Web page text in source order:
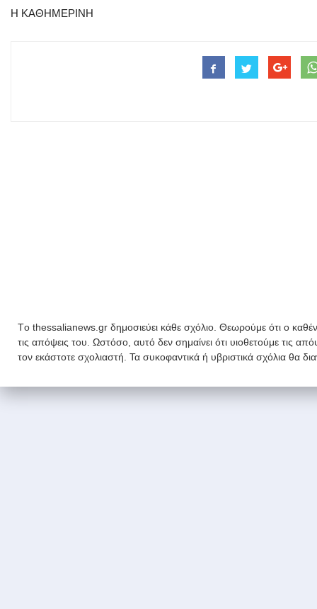
H KAΘΗΜΕΡΙΝΗ
Tο thessalianews.gr δημοσιεύει κάθε σχόλιο. Θεωρούμε ότι ο
τις απόψεις του. Ωστόσο, αυτό δεν σημαίνει ότι υιοθετούμε τις
τον εκάστοτε σχολιαστή. Τα συκοφαντικά ή υβριστικά σχόλια θα